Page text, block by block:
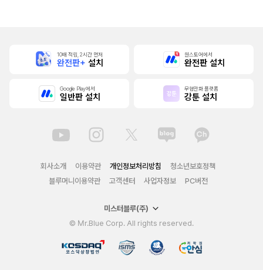
10배 적립, 2시간 먼저
완전판+ 설치
원스토어에서
완전판 설치
Google Play에서
일반판 설치
무협만화 플랫폼
강툰 설치
회사소개 이용약관 개인정보처리방침
청소년보호정책
블루머니이용약관
고객센터 사업자정보 PC버전
미스터블루(주)
© Mr.Blue Corp. All rights reserved.